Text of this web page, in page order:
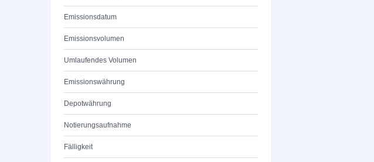
Emissionsdatum
Emissionsvolumen
Umlaufendes Volumen
Emissionswährung
Depotwährung
Notierungsaufnahme
Fälligkeit